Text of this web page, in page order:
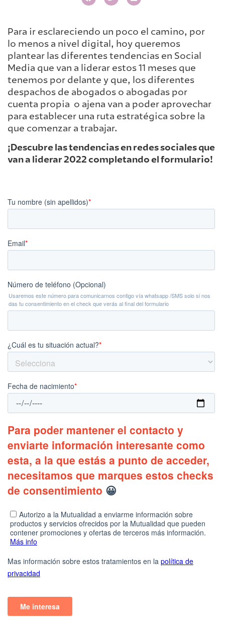
Para ir esclareciendo un poco el camino, por
lo menos a nivel digital, hoy queremos
plantear las diferentes tendencias en Social
Media que van a liderar estos 11 meses que
tenemos por delante y que, los diferentes
despachos de abogados o abogadas por
cuenta propia o ajena van a poder aprovechar
para establecer una ruta estratégica sobre la
que comenzar a trabajar.
¡Descubre las tendencias en redes sociales que
van a liderar 2022 completando el formulario!